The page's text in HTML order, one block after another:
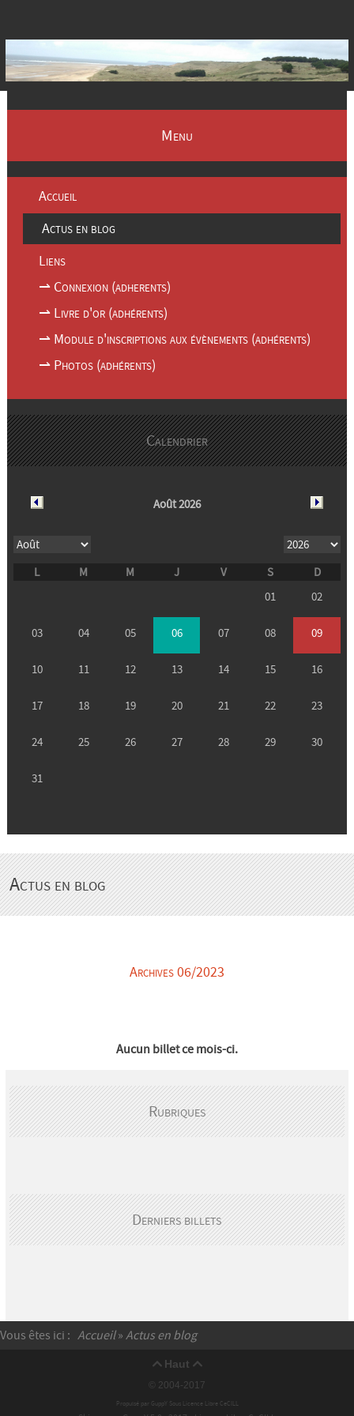
Menu
Accueil
Actus en blog
Liens
⇀ Connexion (adherents)
⇀ Livre d'or (adhérents)
⇀ Module d'inscriptions aux évènements (adhérents)
⇀ Photos (adhérents)
Calendrier
Actus en blog
Archives 06/2023
Aucun billet ce mois-ci.
Rubriques
Derniers billets
Vous êtes ici : Accueil» Actus en blog
Haut 
© 2004-2017
Propulsé par GuppY Sous Licence Libre CeCILL